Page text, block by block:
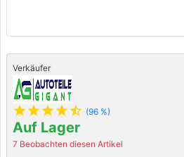
Verkäufer
star star star star star_half (96 %)
Auf Lager
7 Beobachten diesen Artikel